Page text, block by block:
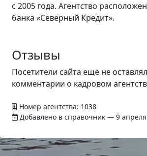
с 2005 года. Агентство
банка «Северный Кредит».
Отзывы
Посетители сайта ещё не
комментарии о кадровом
Номер агентства: 1038
Добавлено в справочник — 9 апреля